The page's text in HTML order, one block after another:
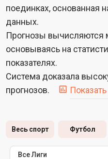
поединках, основанная
данных.
Прогнозы вычисляются
основываясь на
показателях.
Система доказала
прогнозов.
Весь спорт Футбол
Все Лиги